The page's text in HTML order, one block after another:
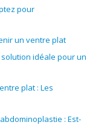
pour
un ventre plat
solution idéale pour un
plat : Les
: Est-